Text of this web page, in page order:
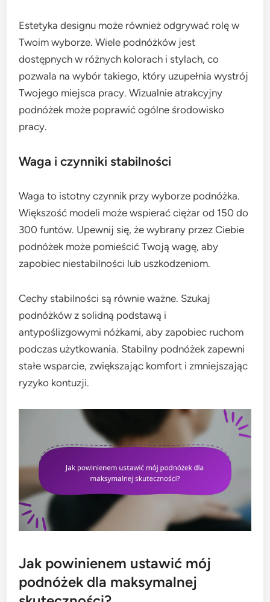
Estetyka designu może również odgrywać rolę w
Twoim wyborze. Wiele podnóżków jest
dostępnych w różnych kolorach i stylach, co
pozwala na wybór takiego, który uzupełnia wystrój
Twojego miejsca pracy. Wizualnie atrakcyjny
podnóżek może poprawić ogólne środowisko
pracy.
Waga i czynniki stabilności
Waga to istotny czynnik przy wyborze podnóżka.
Większość modeli może wspierać ciężar od 150 do
300 funtów. Upewnij się, że wybrany przez Ciebie
podnóżek może pomieścić Twoją wagę, aby
zapobiec niestabilności lub uszkodzeniom.
Cechy stabilności są równie ważne. Szukaj
podnóżków z solidną podstawą i
antypoślizgowymi nóżkami, aby zapobiec ruchom
podczas użytkowania. Stabilny podnóżek zapewni
stałe wsparcie, zwiększając komfort i zmniejszając
ryzyko kontuzji.
Jak powinienem ustawić mój
podnóżek dla maksymalnej